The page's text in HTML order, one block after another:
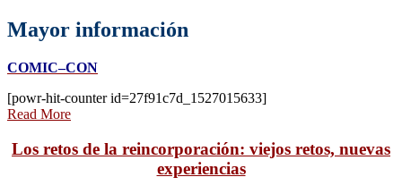
Mayor información
COMIC–CON
[powr-hit-counter id=27f91c7d_1527015633]
Read More
Los retos de la reincorporación: viejos retos, nuevas
experiencias